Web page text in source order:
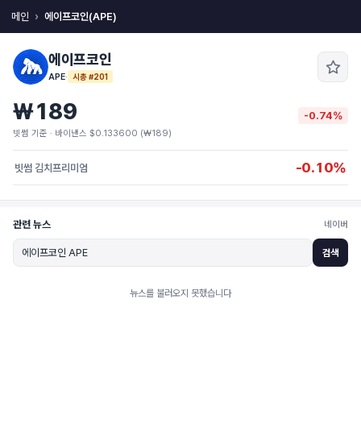
메인 에이프코인(APE)
에이프코인
APE· 시총 #201
₩189 -0.74%
빗썸 기준 · 바이낸스 $0.133600 (₩189)
빗썸 김치프리미엄 -0.10%
관련 뉴스 네이버
검색
뉴스를 불러오지 못했습니다